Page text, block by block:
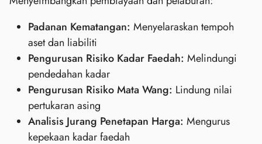
Padanan Kematangan: Menyelaraskan tempoh
aset dan liabiliti
Pengurusan Risiko Kadar Faedah: Melindungi
pendedahan kadar
Pengurusan Risiko Mata Wang: Lindung nilai
pertukaran asing
Analisis Jurang Penetapan Harga: Mengurus
kepekaan kadar faedah